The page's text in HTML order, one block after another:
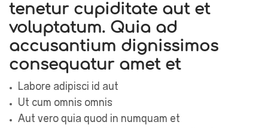
tenetur cupiditate aut et
voluptatum. Quia ad
accusantium dignissimos
consequatur amet et
Labore adipisci id aut
Ut cum omnis omnis
Aut vero quia quod in numquam et